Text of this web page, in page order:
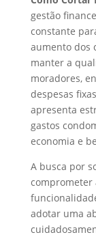
gestão
constante
aumento dos
manter a
moradores,
despesas
apresenta
gastos
economia e
A busca por
comprometer
adotar uma